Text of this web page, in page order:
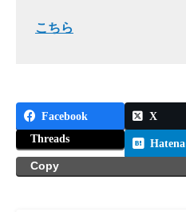
こちら
Facebook X
Threads
Hatena
Copy